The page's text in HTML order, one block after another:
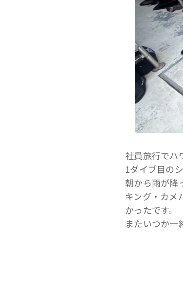
社員旅行でハ
1ダイブ目の
朝から雨が降
キング・カメ
かったです。
またいつか一